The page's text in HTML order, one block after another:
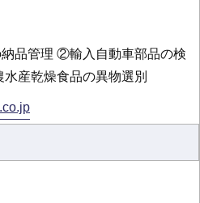
品管理 ②輸入自動車部品の検
産乾燥食品の異物選別